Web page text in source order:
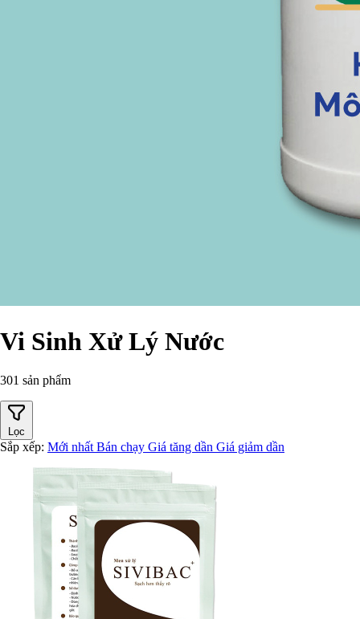
Vi Sinh Xử Lý Nước
301 sản phẩm
Lọc
Sắp xếp: Mới nhất Bán chạy Giá tăng dần Giá giảm dần